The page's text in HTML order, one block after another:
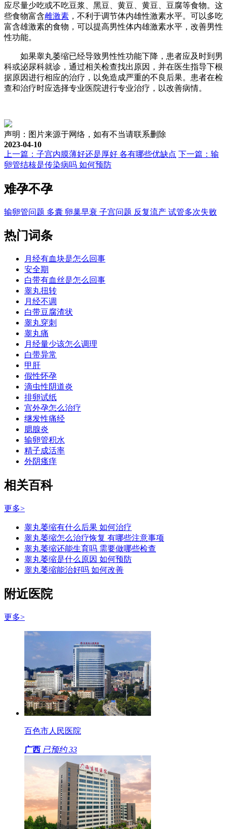
应尽量少吃或不吃豆浆、黑豆、黄豆、黄豆、豆腐等食物。这
些食物富含雌激素 ，不利于调节体内雄性激素水平。可以多吃
富含雄激素的食物，可以提高男性体内雄激素水平，改善男性
性功能。
如果睾丸萎缩已经导致男性性功能下降，患者应及时到男
科或泌尿科就诊，通过相关检查找出原因，并在医生指导下根
据原因进行相应的治疗，以免造成严重的不良后果。患者在检
查和治疗时应选择专业医院进行专业治疗，以改善病情。
声明：图片来源于网络，如有不当请联系删除
2023-04-10
上一篇：子宫内膜薄好还是厚好 各有哪些优缺点 下一篇：输
卵管结核是传染病吗 如何预防
难孕不孕
输卵管问题 多囊 卵巢早衰 子宫问题 反复流产 试管多次失败
热门词条
月经有血块是怎么回事
安全期
白带有血丝是怎么回事
睾丸扭转
月经不调
白带豆腐渣状
睾丸穿刺
睾丸痛
月经量少该怎么调理
白带异常
甲肝
假性怀孕
滴虫性阴道炎
排卵试纸
宫外孕怎么治疗
继发性痛经
腮腺炎
输卵管积水
精子成活率
外阴瘙痒
相关百科
更多>
睾丸萎缩有什么后果 如何治疗
睾丸萎缩怎么治疗恢复 有哪些注意事项
睾丸萎缩还能生育吗 需要做哪些检查
睾丸萎缩是什么原因 如何预防
睾丸萎缩能治好吗 如何改善
附近医院
更多>
百色市人民医院
广西 已预约 33